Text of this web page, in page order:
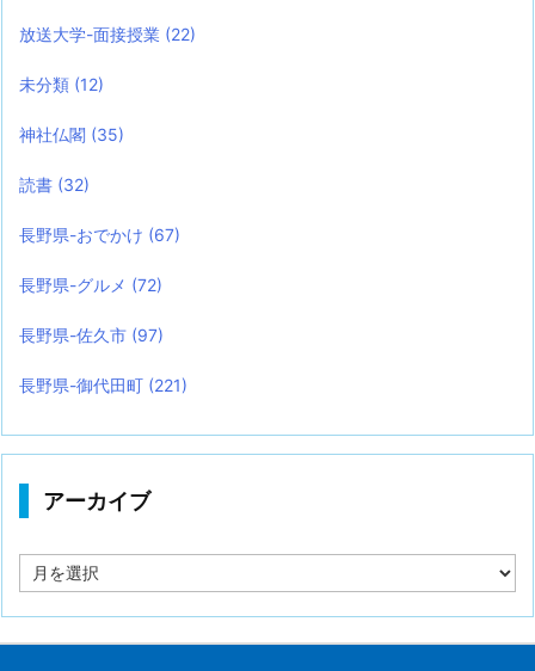
放送大学-面接授業 (22)
未分類 (12)
神社仏閣 (35)
読書 (32)
長野県-おでかけ (67)
長野県-グルメ (72)
長野県-佐久市 (97)
長野県-御代田町 (221)
アーカイブ
ー